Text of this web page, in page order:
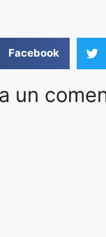
Facebook
un